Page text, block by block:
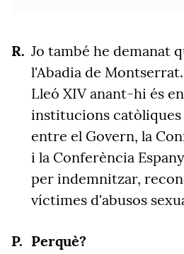
Jo també he demanat
l'Abadia de Montserrat.
Lleó XIV anant-hi és
institucions
entre el Govern, la
i la Conferència
per indemnitzar,
víctimes d'abusos
Perquè?